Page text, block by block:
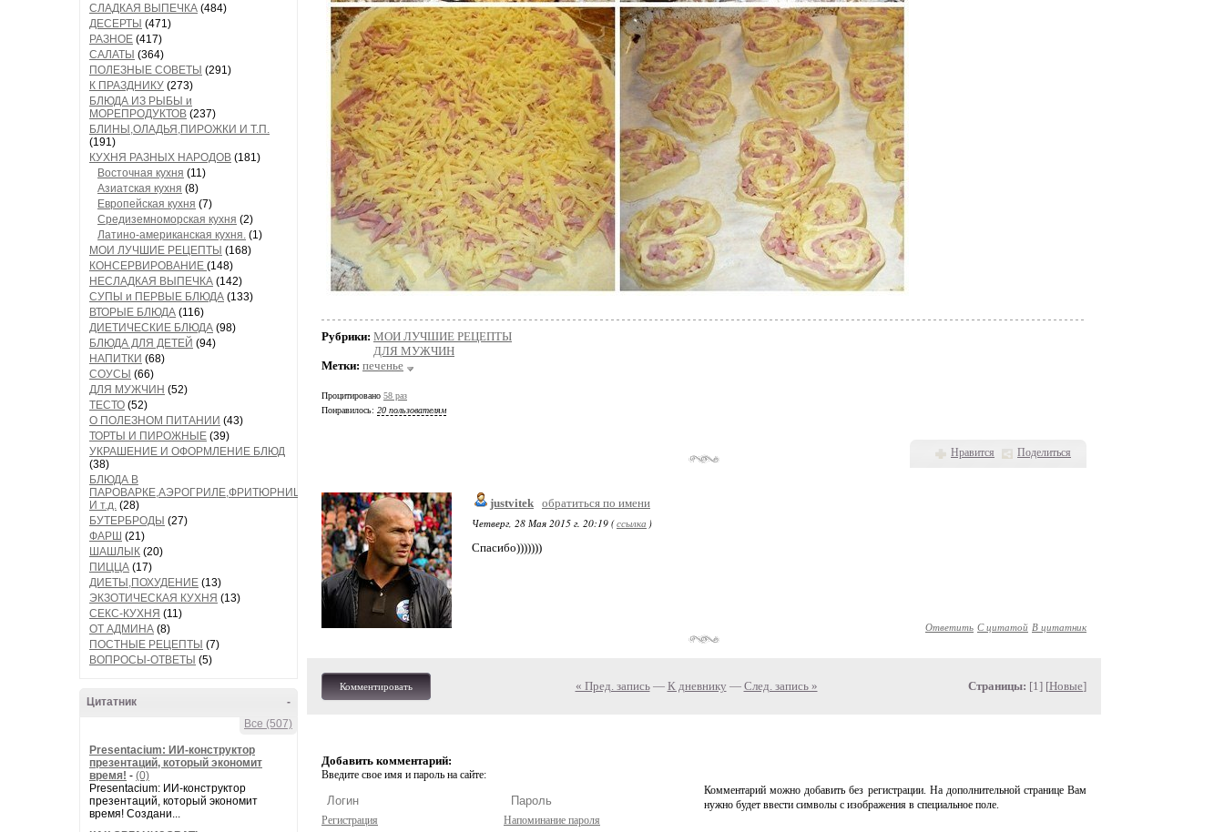
СЛАДКАЯ ВЫПЕЧКА (484)
ДЕСЕРТЫ (471)
РАЗНОЕ (417)
САЛАТЫ (364)
ПОЛЕЗНЫЕ СОВЕТЫ (291)
К ПРАЗДНИКУ (273)
БЛЮДА ИЗ РЫБЫ и
МОРЕПРОДУКТОВ (237)
БЛИНЫ,ОЛАДЬЯ,ПИРОЖКИ И Т.П.
(191)
КУХНЯ РАЗНЫХ НАРОДОВ (181)
Восточная кухня (11)
Азиатская кухня (8)
Европейская кухня (7)
Средиземноморская кухня (2)
Латино-американская кухня. (1)
МОИ ЛУЧШИЕ РЕЦЕПТЫ (168)
КОНСЕРВИРОВАНИЕ (148)
НЕСЛАДКАЯ ВЫПЕЧКА (142)
СУПЫ и ПЕРВЫЕ БЛЮДА (133)
ВТОРЫЕ БЛЮДА (116)
ДИЕТИЧЕСКИЕ БЛЮДА (98)
БЛЮДА ДЛЯ ДЕТЕЙ (94)
НАПИТКИ (68)
СОУСЫ (66)
ДЛЯ МУЖЧИН (52)
ТЕСТО (52)
О ПОЛЕЗНОМ ПИТАНИИ (43)
ТОРТЫ И ПИРОЖНЫЕ (39)
УКРАШЕНИЕ И ОФОРМЛЕНИЕ БЛЮД
(38)
БЛЮДА В
ПАРОВАРКЕ,АЭРОГРИЛЕ,ФРИТЮРНИЦЕ
И т.д. (28)
БУТЕРБРОДЫ (27)
ФАРШ (21)
ШАШЛЫК (20)
ПИЦЦА (17)
ДИЕТЫ,ПОХУДЕНИЕ (13)
ЭКЗОТИЧЕСКАЯ КУХНЯ (13)
СЕКС-КУХНЯ (11)
ОТ АДМИНА (8)
ПОСТНЫЕ РЕЦЕПТЫ (7)
ВОПРОСЫ-ОТВЕТЫ (5)
-
Цитатник
Все (507)
Presentacium: ИИ‑конструктор
презентаций, который экономит
время! - (0)
Presentacium: ИИ‑конструктор
презентаций, который экономит
время! Создани...
Рубрики: МОИ ЛУЧШИЕ РЕЦЕПТЫ
ДЛЯ МУЖЧИН
Метки: печенье
Процитировано 58 раз
Понравилось: 20 пользователям
Нравится Поделиться
justvitek обратиться по имени
Четверг, 28 Мая 2015 г. 20:19 (ссылка )
Спасибо)))))))
Ответить С цитатой В цитатник
Комментировать « Пред. запись— К дневнику — След. запись » Страницы: [1] [Новые]
Добавить комментарий:
Введите свое имя и пароль на сайте:
Регистрация Напоминание пароля
Комментарий можно добавить без регистрации. На дополнительной странице Вам
нужно будет ввести символы с изображения в специальное поле.